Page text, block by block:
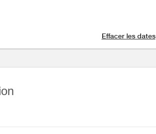
Effacer les dates